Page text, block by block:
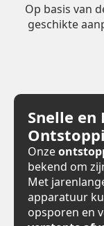
Op basis van
geschikte
Snelle
Onze
bekend om
Met
apparatuur
opsporen en